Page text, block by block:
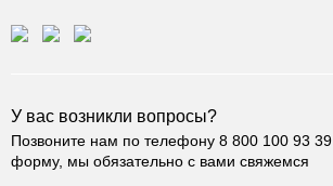
У вас возникли вопросы?
Позвоните нам по телефону 8 800 100 93 39
форму, мы обязательно с вами свяжемся